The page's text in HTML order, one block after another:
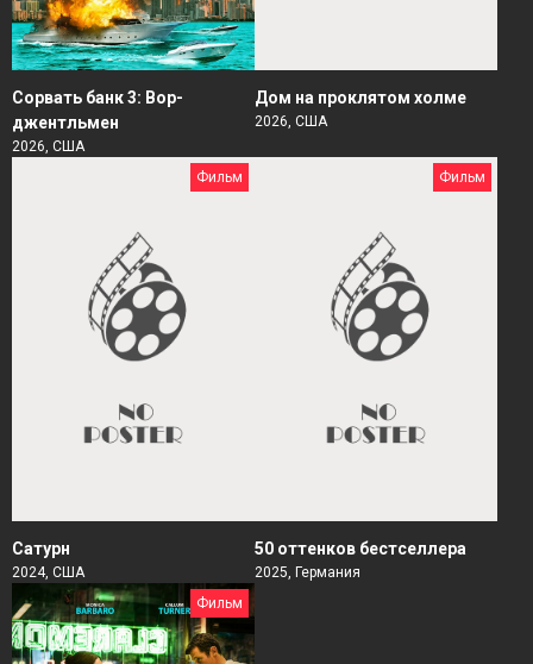
Сорвать банк 3: Вор-
джентльмен
2026, США
Дом на проклятом холме
2026, США
Фильм
Сатурн
2024, США
Фильм
50 оттенков бестселлера
2025, Германия
Фильм